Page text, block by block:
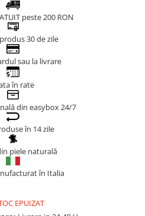
peste 200 RON
30 de zile
sau la livrare
în rate
din easybox 24/7
în 14 zile
piele naturală
în Italia
EPUIZAT